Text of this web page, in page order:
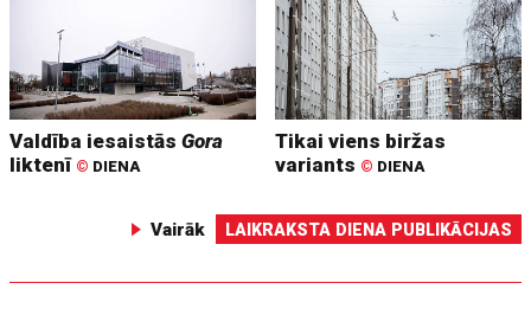
Valdība iesaistāsGora
liktenī © DIENA
Tikai viens biržas
variants © DIENA
Vairāk LAIKRAKSTA DIENA PUBLIKĀCIJAS